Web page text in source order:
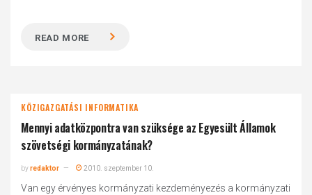
READ MORE
KÖZIGAZGATÁSI INFORMATIKA
Mennyi adatközpontra van szüksége az Egyesült Államok
szövetségi kormányzatának?
byredaktor 2010. szeptember 10.
Van egy érvényes kormányzati kezdeményezés a kormányzati